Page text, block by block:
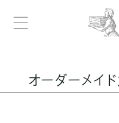
オーダーメイ